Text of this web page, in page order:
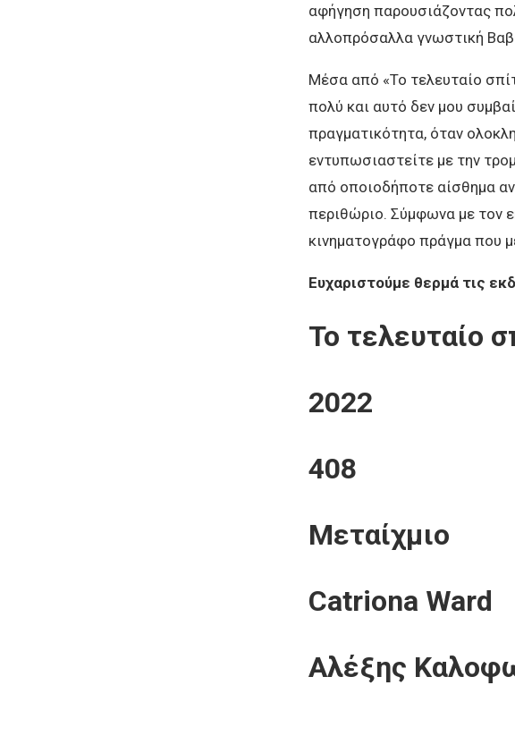
αφήγηση παρουσιάζοντας
αλλοπρόσαλλα γνωστική
Μέσα από «Το τελευταίο
πολύ και αυτό δεν μου
πραγματικότητα, όταν
εντυπωσιαστείτε με την
από οποιοδήποτε αίσθημα
περιθώριο. Σύμφωνα με τον
κινηματογράφο πράγμα που
Ευχαριστούμε θερμά τις
Το τελευταίο
2022
408
Μεταίχμιο
Catriona Ward
Αλέξης